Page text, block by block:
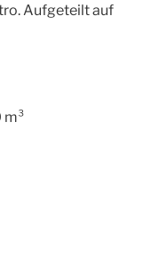
Aufgeteilt auf
m³